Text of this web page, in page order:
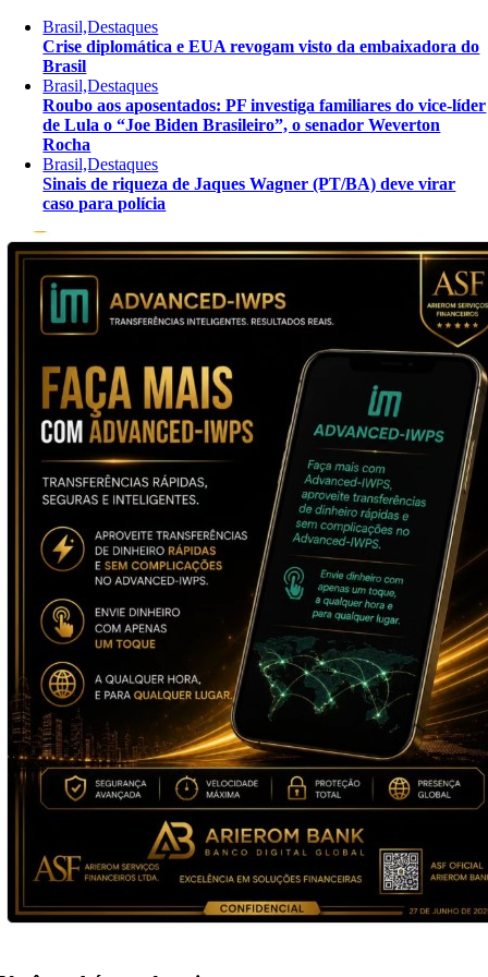
Brasil,Destaques
Crise diplomática e EUA revogam visto da embaixadora do
Brasil
Brasil,Destaques
Roubo aos aposentados: PF investiga familiares do vice-líder
de Lula o “Joe Biden Brasileiro”, o senador Weverton
Rocha
Brasil,Destaques
Sinais de riqueza de Jaques Wagner (PT/BA) deve virar
caso para polícia